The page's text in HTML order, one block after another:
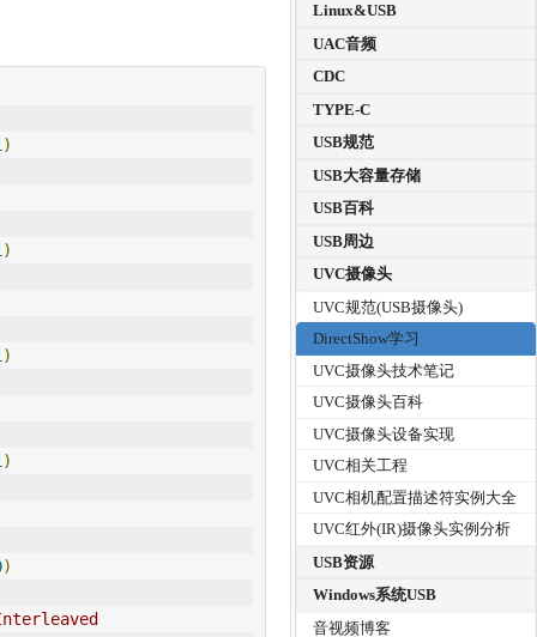
)
)
)
)
)
Linux&USB
UAC音频
CDC
TYPE-C
USB规范
USB大容量存储
USB百科
USB周边
UVC摄像头
UVC规范(USB摄像头)
DirectShow学习
UVC摄像头技术笔记
UVC摄像头百科
UVC摄像头设备实现
UVC相关工程
UVC相机配置描述符实例大全
UVC红外(IR)摄像头实例分析
USB资源
Windows系统USB
音视频博客